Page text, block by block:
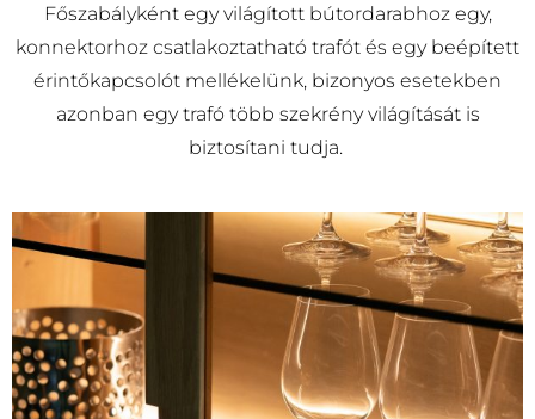
Főszabályként egy világított bútordarabhoz egy,
konnektorhoz csatlakoztatható trafót és egy beépített
érintőkapcsolót mellékelünk, bizonyos esetekben
azonban egy trafó több szekrény világítását is
biztosítani tudja.